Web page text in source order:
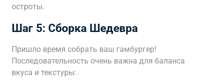
остроты.
Шаг 5: Сборка Шедевра
Пришло время собрать ваш гамбургер!
Последовательность очень важна для баланса
вкуса и текстуры: